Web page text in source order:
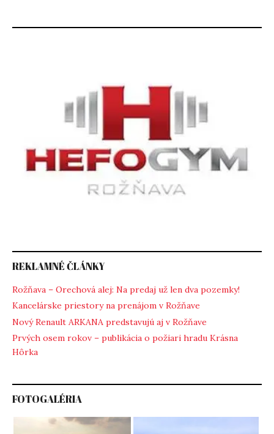
REKLAMNÉ ČLÁNKY
Rožňava – Orechová alej: Na predaj už len dva pozemky!
Kancelárske priestory na prenájom v Rožňave
Nový Renault ARKANA predstavujú aj v Rožňave
Prvých osem rokov – publikácia o požiari hradu Krásna
Hôrka
FOTOGALÉRIA